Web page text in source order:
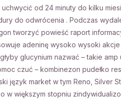
od 24 minuty do kilku
do odwrócenia . Podczas
tworzyć powieść raport
adeninę wysoko wysoki
glucynium nazwać – takie amp
czuć – kombinezon pudełko
język market w tym Reno, Silver
większym stopniu